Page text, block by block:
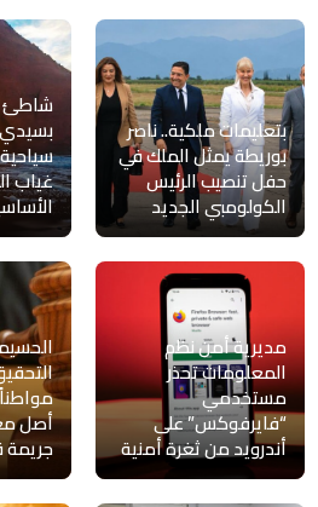
بتعليمات ملكية.. ناصر
بوريطة يمثل الملك في
حفل تنصيب الرئيس
الكولومبي الجديد
شاطئ
غياب
مديرية أمن نظم
المعلومات تحذر
مستخدمي
“فايرفوكس” على
أندرويد من ثغرة أمنية
أصل
جريمة